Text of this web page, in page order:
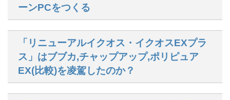
ーンPCをつくる
「リニューアルイクオス・イクオスEXプラ
ス」はブブカ,チャップアップ,ポリピュア
EX(比較)を凌駕したのか？